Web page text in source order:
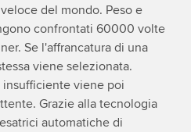
del mondo. Peso e
confrontati 60000 volte
Se l'affrancatura di una
viene selezionata.
insufficiente viene poi
Grazie alla tecnologia
automatiche di